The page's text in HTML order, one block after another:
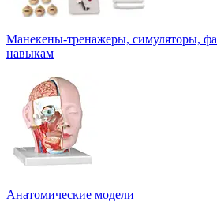
Манекены-тренажеры, симуляторы,
навыкам
Анатомические модели